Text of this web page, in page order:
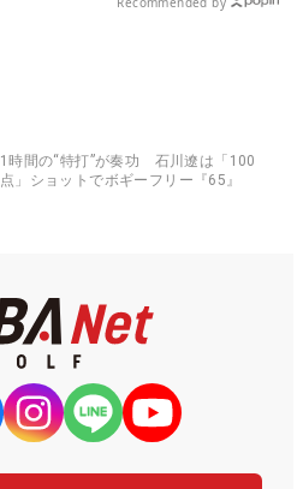
1時間の“特打”が奏功 石川遼は「100
点」ショットでボギーフリー『65』